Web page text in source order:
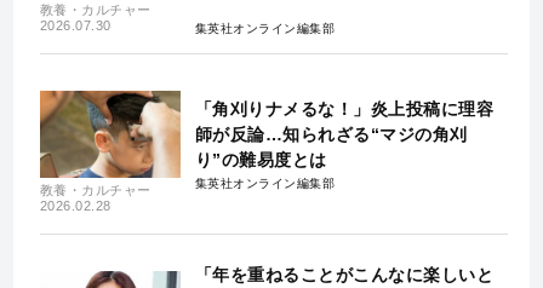
教養・カルチャー
2026.07.30
集英社オンライン編集部
教養・カルチャー
2026.02.28
「角刈りナメるな！」炎上投稿に理容
師が反論…知られざる“マジの角刈
り”の難易度とは
集英社オンライン編集部
「年を重ねることがこんなに楽しいと